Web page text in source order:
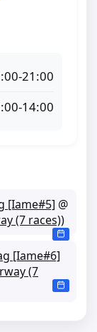
21:00
14:00
[Iame#5] @
(7 races))
[Iame#6]
(7